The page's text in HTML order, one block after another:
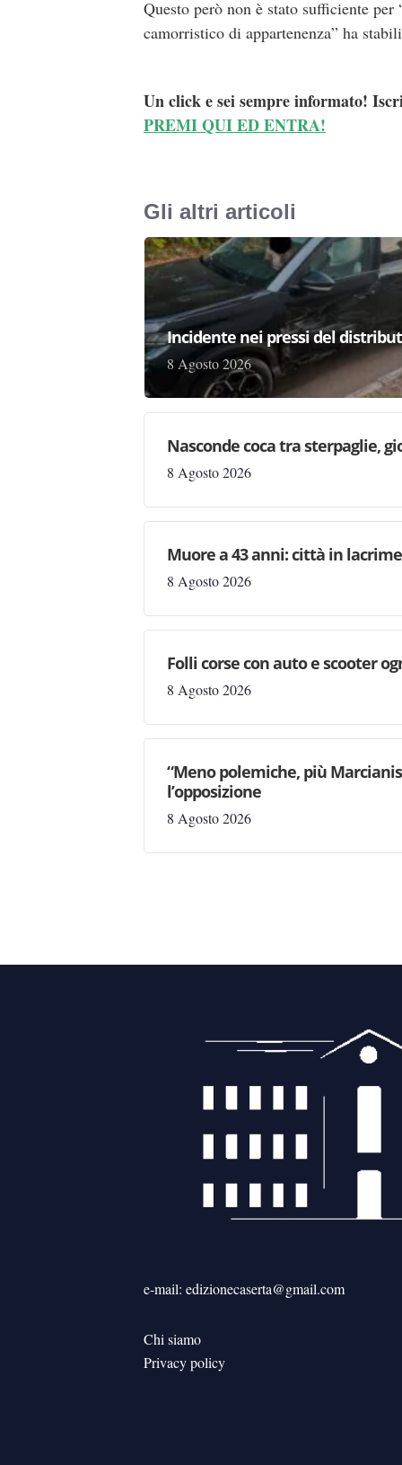
Questo però non è stato sufficiente
camorristico di appartenenza” ha
Un click e sei sempre informato!
PREMI QUI ED ENTRA!
Gli altri articoli
Incidente nei pressi del
8 Agosto 2026
Nasconde coca tra sterpaglie,
8 Agosto 2026
Muore a 43 anni: città in
8 Agosto 2026
Folli corse con auto e scooter
8 Agosto 2026
“Meno polemiche, più
l’opposizione
8 Agosto 2026
e-mail: edizionecaserta@gmail.com
Chi siamo
Privacy policy